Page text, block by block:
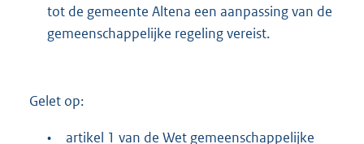
tot de gemeente Altena een aanpassing van de
gemeenschappelijke regeling vereist.
Gelet op:
•
artikel 1 van de Wet gemeenschappelijke